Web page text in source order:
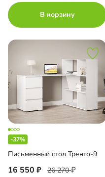
В корзину
-37%
Письменный стол Тренто-9
16 550 26 270